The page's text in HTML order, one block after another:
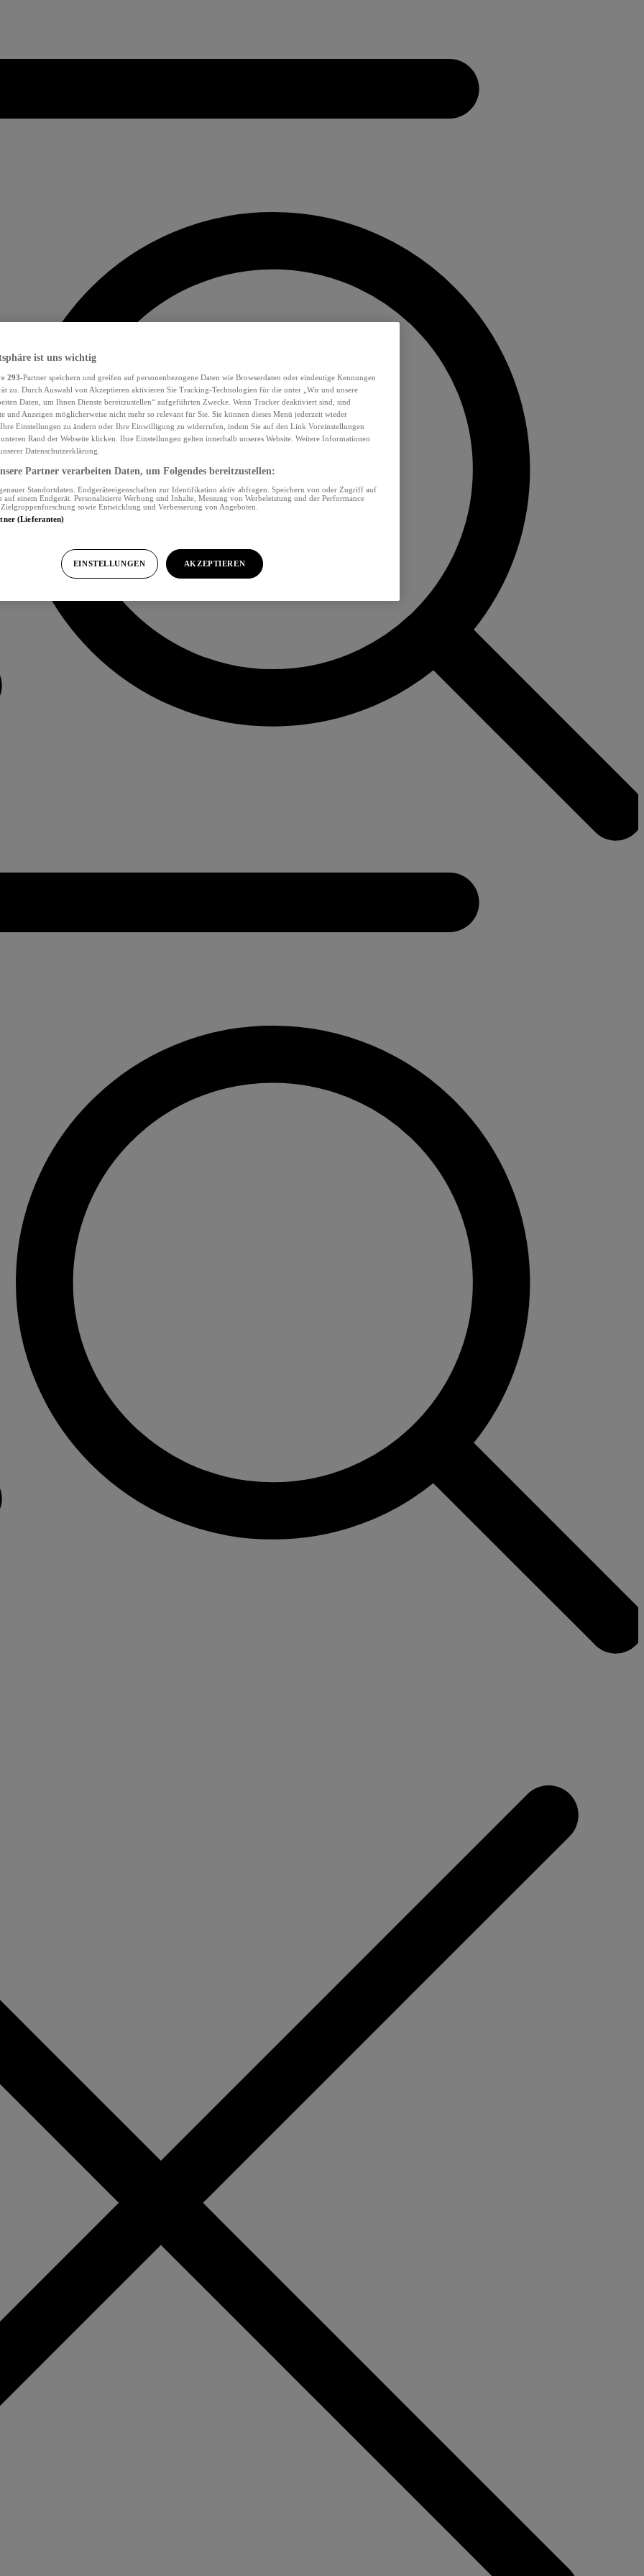
ist uns wichtig
293-Partner speichern und greifen auf personenbezogene Daten wie Browserdaten oder eindeutige Kennungen
zu. Durch Auswahl von Akzeptieren aktivieren Sie Tracking-Technologien für die unter „Wir und unsere
Daten, um Ihnen Dienste bereitzustellen“ aufgeführten Zwecke. Wenn Tracker deaktiviert sind, sind
und Anzeigen möglicherweise nicht mehr so relevant für Sie. Sie können dieses Menü jederzeit wieder
Einstellungen zu ändern oder Ihre Einwilligung zu widerrufen, indem Sie auf den Link Voreinstellungen
Rand der Webseite klicken. Ihre Einstellungen gelten innerhalb unseres Website. Weitere Informationen
Datenschutzerklärung.
Partner verarbeiten Daten, um Folgendes bereitzustellen:
Standortdaten. Endgeräteeigenschaften zur Identifikation aktiv abfragen. Speichern von oder Zugriff auf
einem Endgerät. Personalisierte Werbung und Inhalte, Messung von Werbeleistung und der Performance
sowie Entwicklung und Verbesserung von Angeboten.
(Lieferanten)
EINSTELLUNGEN AKZEPTIEREN